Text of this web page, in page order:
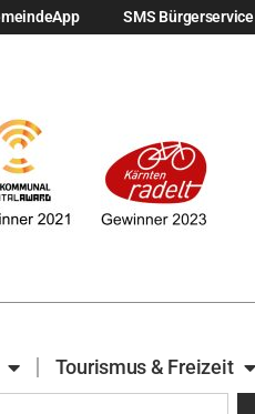
SMS Bürgerservice
Tourismus & Freizeit